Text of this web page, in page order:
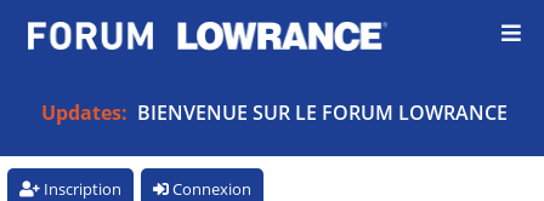
Updates: BIENVENUE SUR LE FORUM LOWRANCE
Inscription Connexion